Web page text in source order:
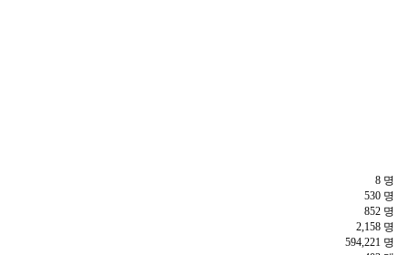
8 명
530 명
852 명
2,158 명
594,221 명